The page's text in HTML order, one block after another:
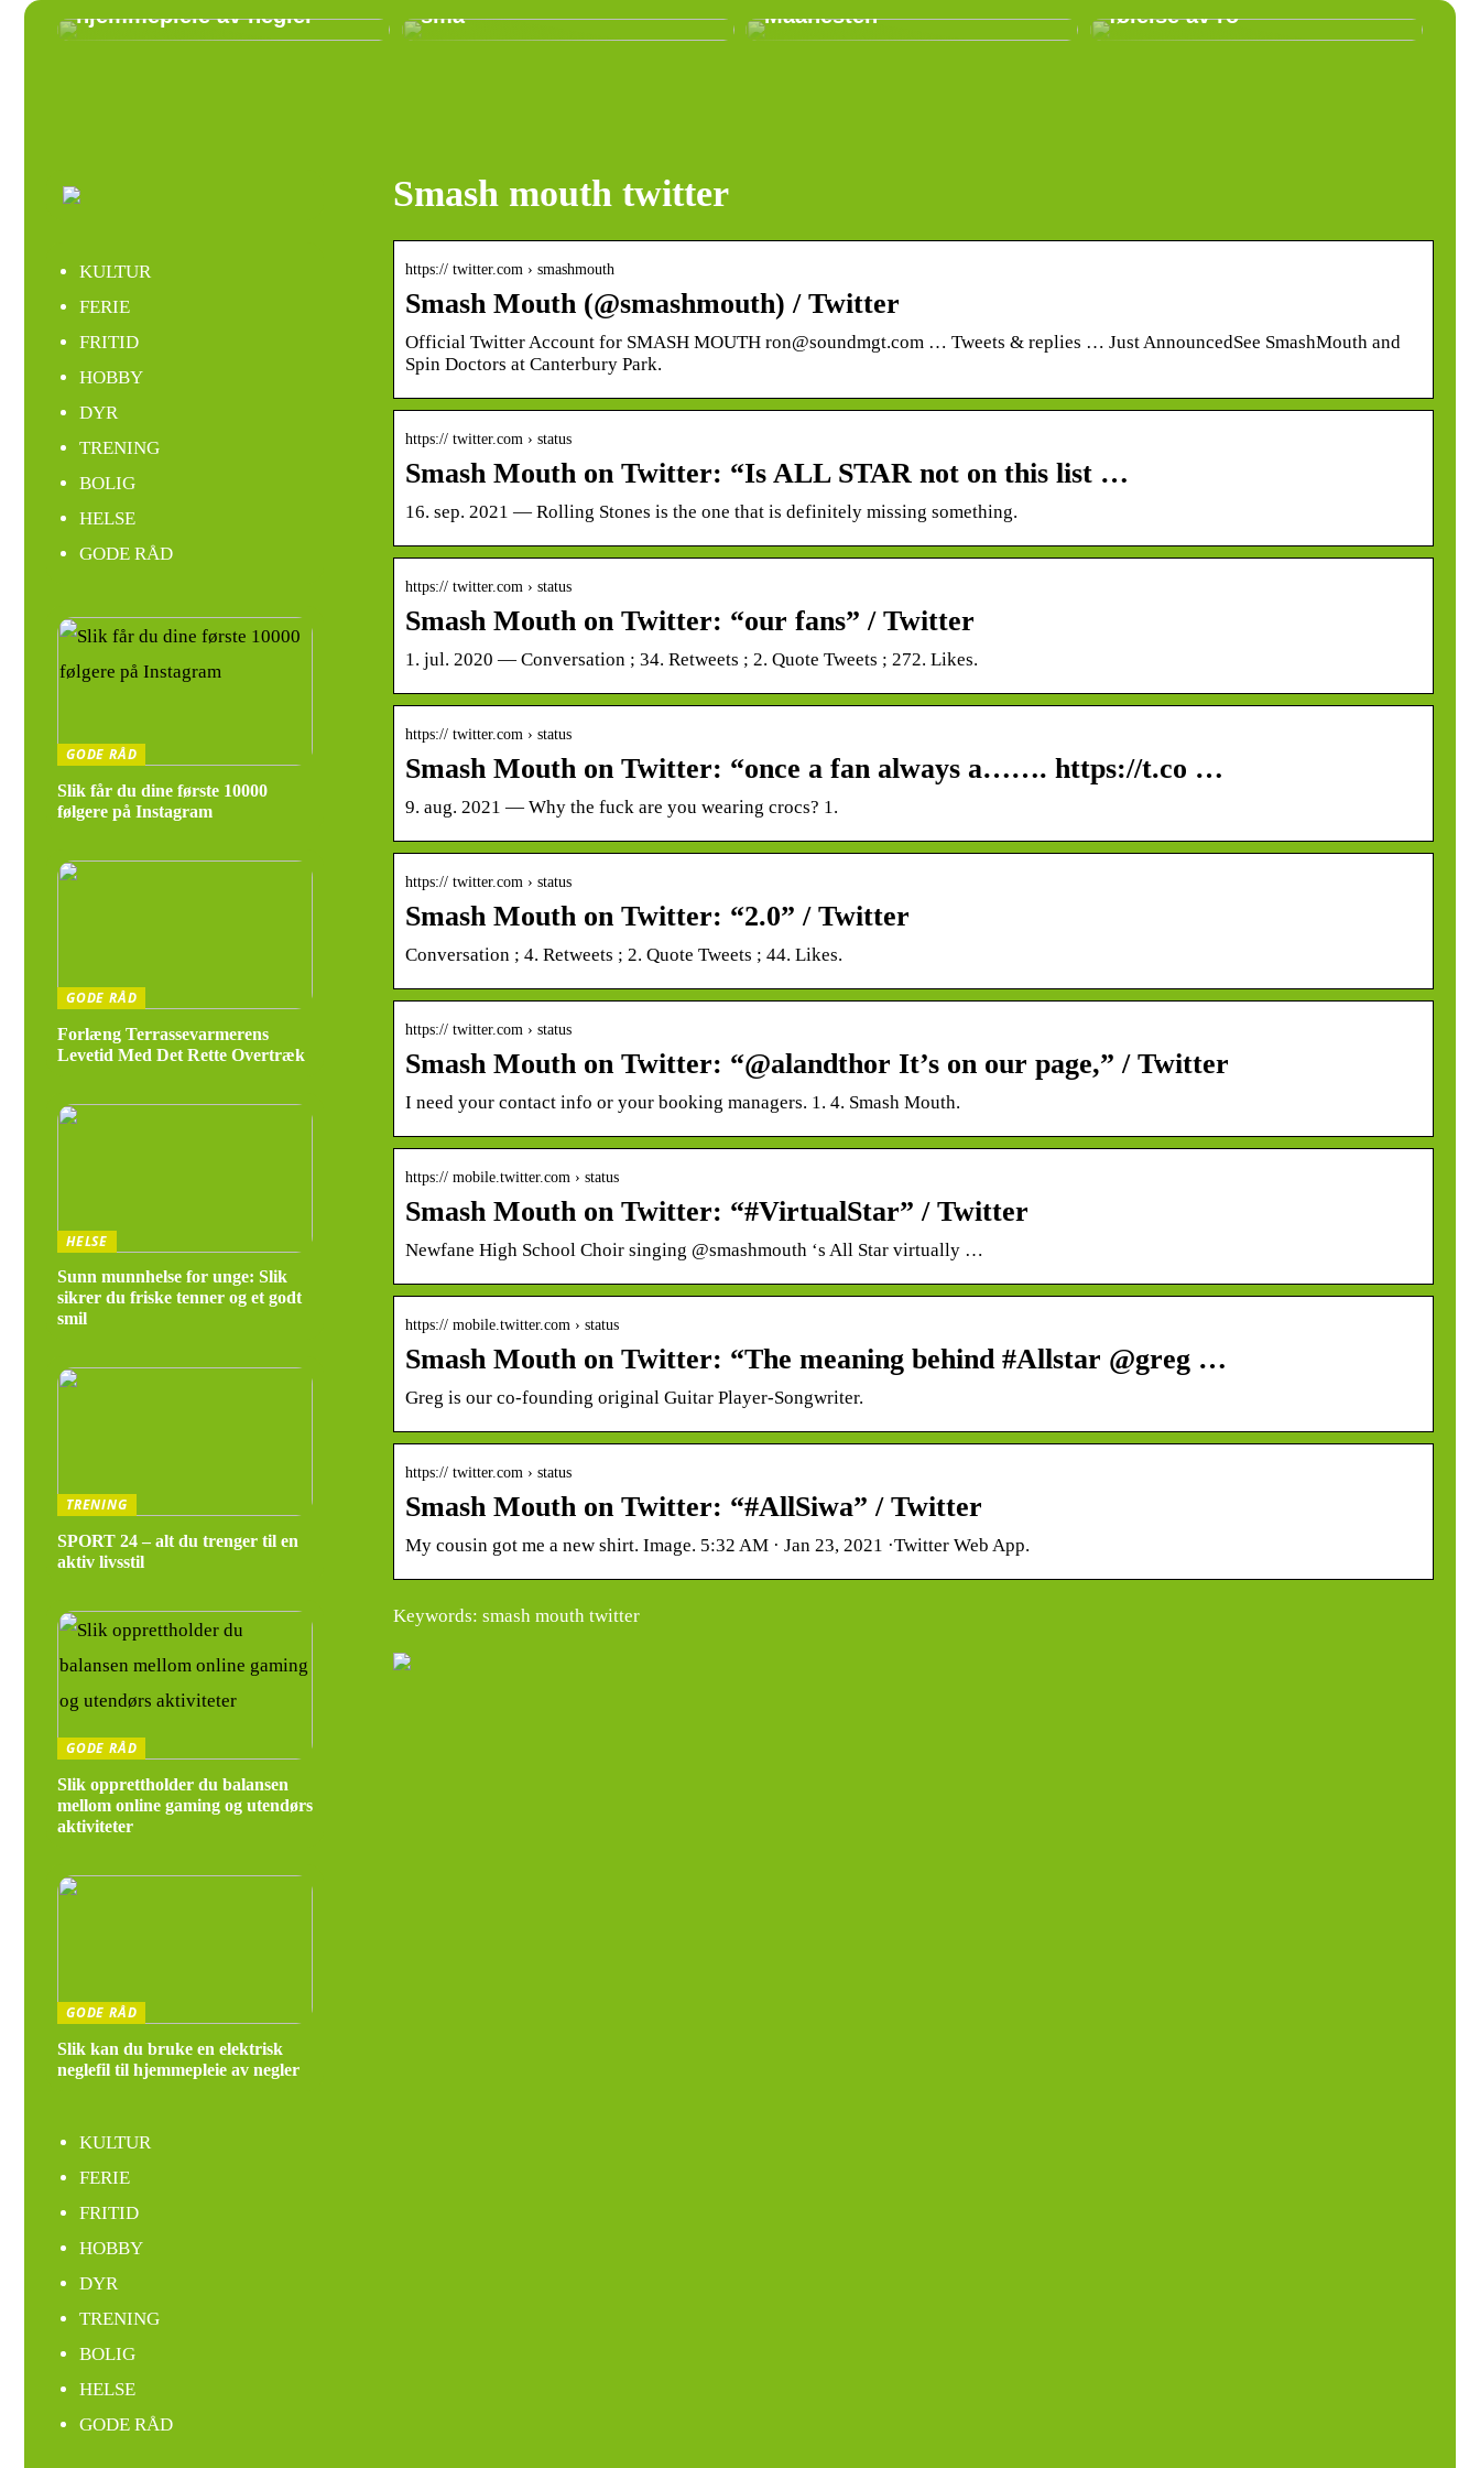
hjemmepleie av negler
små
Maanesten
følelse av ro
Smash mouth twitter
https:// twitter.com › smashmouth
Smash Mouth (@smashmouth) / Twitter
Official Twitter Account for SMASH MOUTH ron@soundmgt.com … Tweets & replies … Just AnnouncedSee SmashMouth and
Spin Doctors at Canterbury Park.
https:// twitter.com › status
Smash Mouth on Twitter: “Is ALL STAR not on this list …
16. sep. 2021 — Rolling Stones is the one that is definitely missing something.
https:// twitter.com › status
Smash Mouth on Twitter: “our fans” / Twitter
1. jul. 2020 — Conversation ; 34. Retweets ; 2. Quote Tweets ; 272. Likes.
https:// twitter.com › status
Smash Mouth on Twitter: “once a fan always a……. https://t.co …
9. aug. 2021 — Why the fuck are you wearing crocs? 1.
https:// twitter.com › status
Smash Mouth on Twitter: “2.0” / Twitter
Conversation ; 4. Retweets ; 2. Quote Tweets ; 44. Likes.
https:// twitter.com › status
Smash Mouth on Twitter: “@alandthor It’s on our page,” / Twitter
I need your contact info or your booking managers. 1. 4. Smash Mouth.
https:// mobile.twitter.com › status
Smash Mouth on Twitter: “#VirtualStar” / Twitter
Newfane High School Choir singing @smashmouth ‘s All Star virtually …
https:// mobile.twitter.com › status
Smash Mouth on Twitter: “The meaning behind #Allstar @greg …
Greg is our co-founding original Guitar Player-Songwriter.
https:// twitter.com › status
Smash Mouth on Twitter: “#AllSiwa” / Twitter
My cousin got me a new shirt. Image. 5:32 AM · Jan 23, 2021 ·Twitter Web App.
Keywords: smash mouth twitter
KULTUR
FERIE
FRITID
HOBBY
DYR
TRENING
BOLIG
HELSE
GODE RÅD
GODE RÅD
Slik får du dine første 10000
følgere på Instagram
GODE RÅD
Forlæng Terrassevarmerens
Levetid Med Det Rette Overtræk
HELSE
Sunn munnhelse for unge: Slik
sikrer du friske tenner og et godt
smil
TRENING
SPORT 24 – alt du trenger til en
aktiv livsstil
GODE RÅD
Slik opprettholder du balansen
mellom online gaming og utendørs
aktiviteter
GODE RÅD
Slik kan du bruke en elektrisk
neglefil til hjemmepleie av negler
KULTUR
FERIE
FRITID
HOBBY
DYR
TRENING
BOLIG
HELSE
GODE RÅD